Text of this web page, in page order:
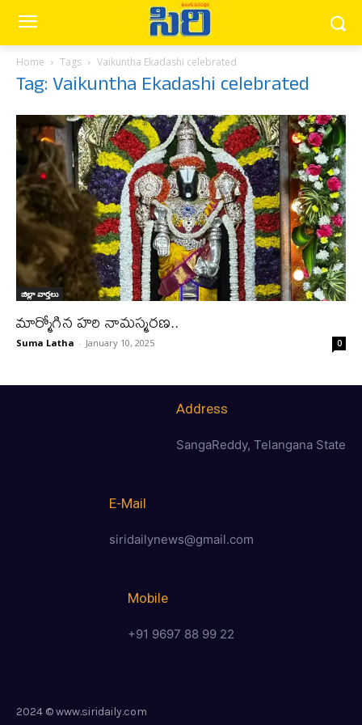
Home Tags Vaikuntha Ekadashi celebrated
Tag: Vaikuntha Ekadashi celebrated
జిల్లా వార్త‌లు
మార్మోగిన హరి నామస్మరణ..
Suma Latha - January 10, 2025 0
Address
SangaReddy, Telangana State
E-Mail
siridailynews@gmail.com
Mobile
+91 9697 88 99 22
2024 © www.siridaily.com